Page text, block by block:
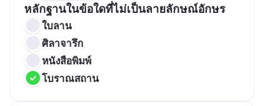
หลักฐานในข้อใดที่ไม่เป็นลายลักษณ์อักษร
ใบลาน
ศิลาจารึก
หนังสือพิมพ์
โบราณสถาน